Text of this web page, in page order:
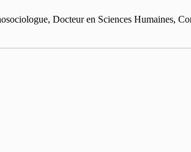
Docteur en Sciences Humaines,